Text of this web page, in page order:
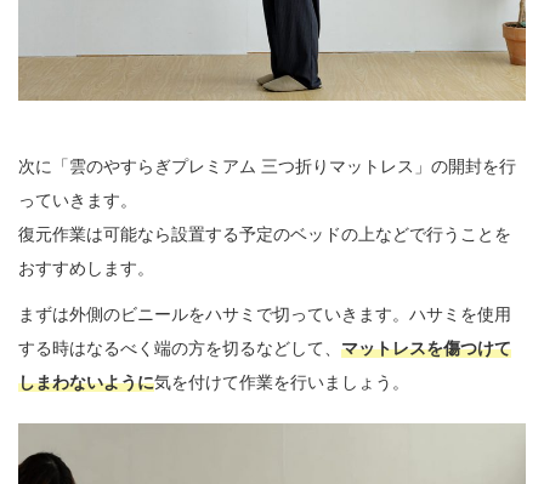
次に「雲のやすらぎプレミアム 三つ折りマットレス」の開封を行
っていきます。
復元作業は可能なら設置する予定のベッドの上などで行うことを
おすすめします。
まずは外側のビニールをハサミで切っていきます。ハサミを使用
する時はなるべく端の方を切るなどして、 マットレスを傷つけて
しまわないように気を付けて作業を行いましょう。